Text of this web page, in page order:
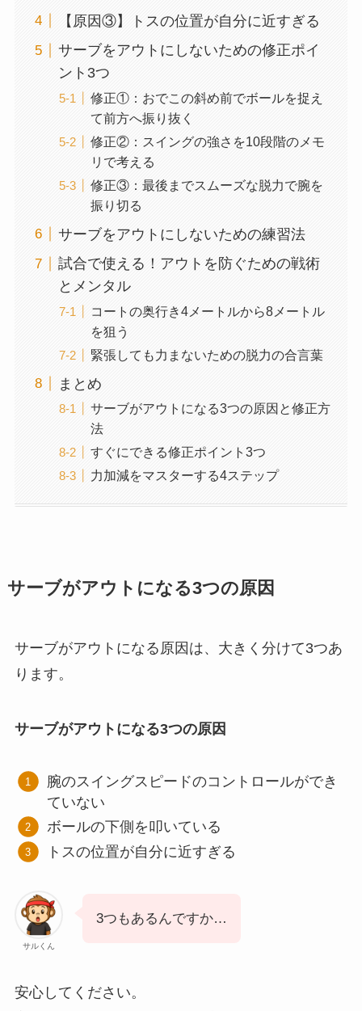
【原因③】トスの位置が自分に近すぎる
サーブをアウトにしないための修正ポイ
ント3つ
修正①：おでこの斜め前でボールを捉え
て前方へ振り抜く
修正②：スイングの強さを10段階のメモ
リで考える
修正③：最後までスムーズな脱力で腕を
振り切る
サーブをアウトにしないための練習法
試合で使える！アウトを防ぐための戦術
とメンタル
コートの奥行き4メートルから8メートル
を狙う
緊張しても力まないための脱力の合言葉
まとめ
サーブがアウトになる3つの原因と修正方
法
すぐにできる修正ポイント3つ
力加減をマスターする4ステップ
サーブがアウトになる3つの原因
サーブがアウトになる原因は、大きく分けて3つあ
ります。
サーブがアウトになる3つの原因
腕のスイングスピードのコントロールができ
ていない
ボールの下側を叩いている
トスの位置が自分に近すぎる
サルくん
3つもあるんですか…
安心してください。